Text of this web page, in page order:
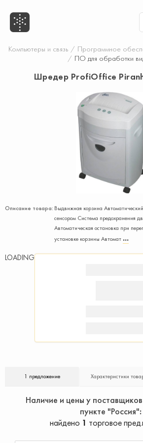
Компьютеры и связь / Программное
/ ПО для обработки
Шредер ProfiOffice
Описание товара: Выдвижная корзина
сенсором Система предохранения
Автоматическая остановка при
установке корзины Автомат
LOADING
1 предложение Характеристики
Наличие и цены у
пункте "Россия"
найдено 1 торговое